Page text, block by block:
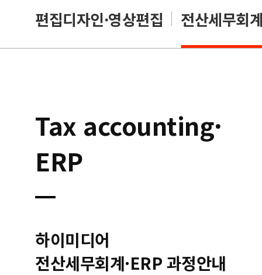
편집디자인·영상편집 전산세무회
Tax accounting·
ERP
하이미디어
전산세무회계·ERP 과정안내